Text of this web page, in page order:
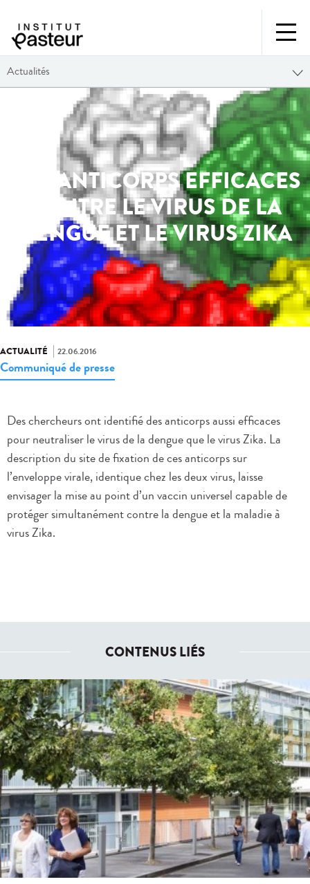
Actualités
DES ANTICORPS EFFICACES
CONTRE LE VIRUS DE LA
DENGUE ET LE VIRUS ZIKA
ACTUALITÉ 22.06.2016
Communiqué de presse
Des chercheurs ont identifié des anticorps aussi efficaces
pour neutraliser le virus de la dengue que le virus Zika. La
description du site de fixation de ces anticorps sur
l’enveloppe virale, identique chez les deux virus, laisse
envisager la mise au point d’un vaccin universel capable de
protéger simultanément contre la dengue et la maladie à
virus Zika.
CONTENUS LIÉS